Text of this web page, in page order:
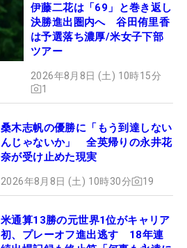
伊藤二花は「69」と巻き返し
決勝進出圏内へ 谷田侑里香
は予選落ち濃厚/米女子下部
ツアー
2026年8月8日 (土) 10時15分
1
桑木志帆の優勝に「もう到達しない
んじゃないか」 全英帰りの永井花
奈が受け止めた現実
2026年8月8日 (土) 10時30分 19
米通算13勝の元世界1位がキャリア
初、プレーオフ進出逃す 18年連